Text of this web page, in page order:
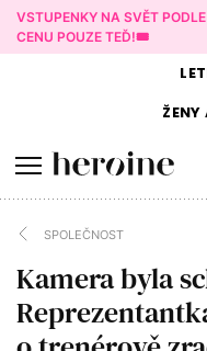
VSTUPENKY NA SVĚT
CENU POUZE TEĎ!🎟️
ŽENY
SPOLEČNOST
Kamera byla